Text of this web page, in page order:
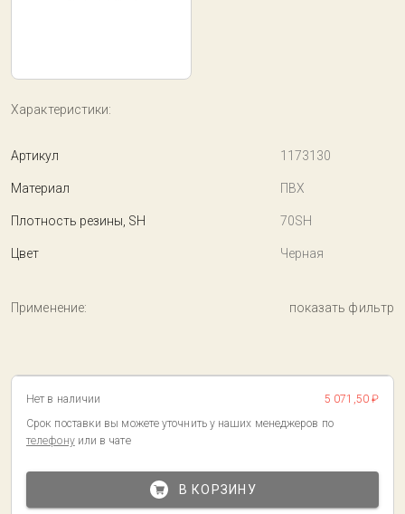
Характеристики:
Артикул 1173130
Материал ПВХ
Плотность резины, SH 70SH
Цвет Черная
Применение: показать фильтр
Нет в наличии
5 071,50 ₽
Срок поставки вы можете уточнить у наших менеджеров по
телефону или в чате
В КОРЗИНУ